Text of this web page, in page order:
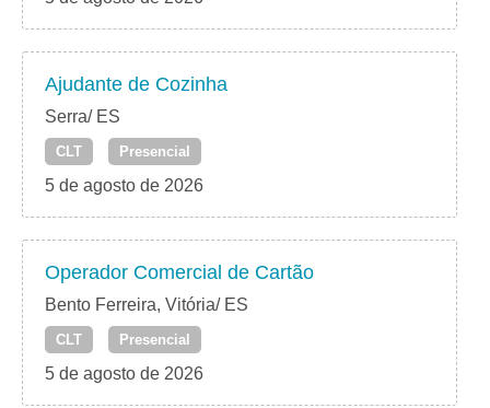
Ajudante de Cozinha
Serra/ ES
CLT Presencial
5 de agosto de 2026
Operador Comercial de Cartão
Bento Ferreira, Vitória/ ES
CLT Presencial
5 de agosto de 2026